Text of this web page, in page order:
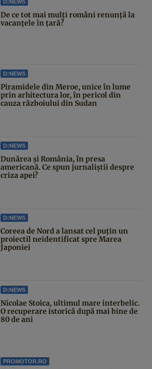
D:NEWS
De ce tot mai mulți români renunță la
vacanțele în țară?
D:NEWS
Piramidele din Meroe, unice în lume
prin arhitectura lor, în pericol din
cauza războiului din Sudan
D:NEWS
Dunărea și România, în presa
americană. Ce spun jurnaliștii despre
criza apei?
D:NEWS
Coreea de Nord a lansat cel puțin un
proiectil neidentificat spre Marea
Japoniei
D:NEWS
Nicolae Stoica, ultimul mare interbelic.
O recuperare istorică după mai bine de
80 de ani
PROMOTOR.RO